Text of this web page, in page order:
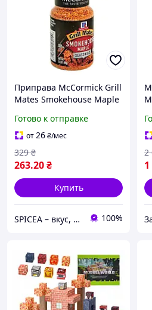
Приправа McCormick Grill
Mates Smokehouse Maple
копченния 99 г
Готово к отправке
от26₴/мес
263.20₴
329 ₴
Купить
SPICEA – вкус, который вдохновляет на кулинарные шедевры! 100%
2